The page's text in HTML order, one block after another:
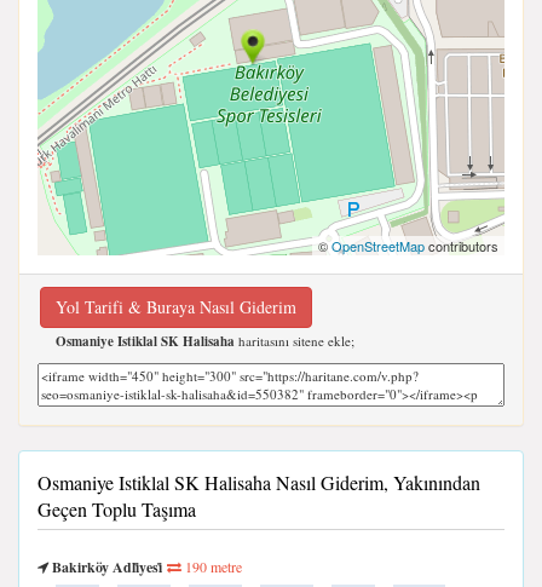
©OpenStreetMapcontributors
Yol Tarifi & Buraya Nasıl Giderim
Osmaniye Istiklal SK Halisaha haritasını sitene ekle;
Osmaniye Istiklal SK Halisaha Nasıl Giderim, Yakınından
Geçen Toplu Taşıma
Bakirköy Adli̇yesi̇ 190 metre